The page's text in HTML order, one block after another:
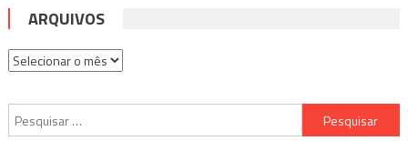
ARQUIVOS
Arquivos
Pesquisar
por: